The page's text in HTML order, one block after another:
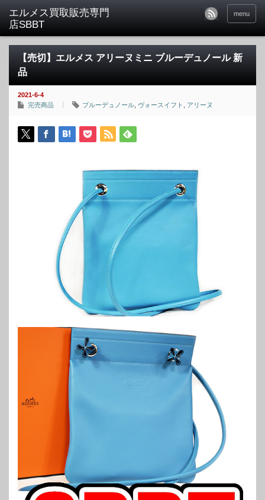
menu
【売切】エルメス アリーヌミニ ブルーデュノール 新
品
2021-6-4
完売商品
ブルーデュノール ヴォースイフト アリーヌ